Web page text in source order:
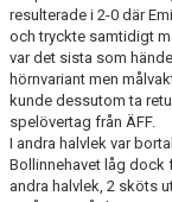
resulterade i 2-0 där
och tryckte samtidigt
var det sista som
hörnvariant men
kunde dessutom ta
spelövertag från ÄFF.
I andra halvlek var
Bollinnehavet låg dock
andra halvlek, 2 sköts